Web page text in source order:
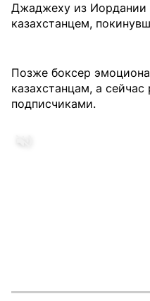
Джаджеху из Иордании
казахстанцем,
Позже боксер
казахстанцам, а
подписчиками.